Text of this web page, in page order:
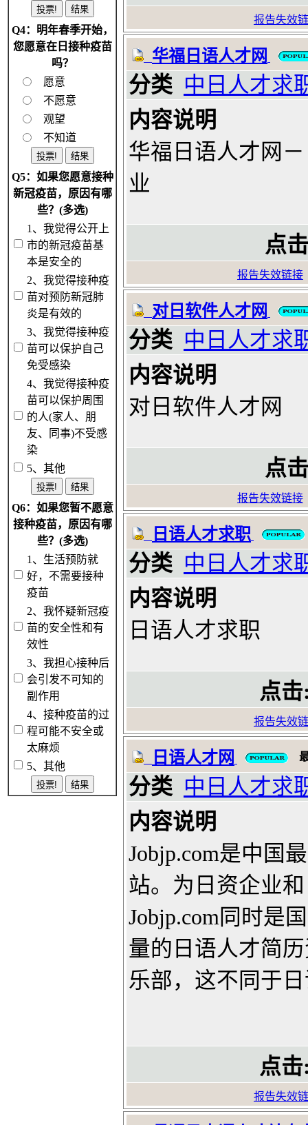
Q4：明年春季开始，
您愿意在日接种疫苗
吗？
愿意
不愿意
观望
不知道
Q5：如果您愿意接种
新冠疫苗，原因有哪
些？(多选)
1、我觉得公开上
市的新冠疫苗基
本是安全的
2、我觉得接种疫
苗对预防新冠肺
炎是有效的
3、我觉得接种疫
苗可以保护自己
免受感染
4、我觉得接种疫
苗可以保护周围
的人(家人、朋
友、同事)不受感
染
5、其他
Q6：如果您暂不愿意
接种疫苗，原因有哪
些？(多选)
1、生活预防就
好，不需要接种
疫苗
2、我怀疑新冠疫
苗的安全性和有
效性
3、我担心接种后
会引发不可知的
副作用
4、接种疫苗的过
程可能不安全或
太麻烦
5、其他
报告失效
华福日语人才网
分类 中日人才求
内容说明
华福日语人才网
业
点
报告失效链接
对日软件人才网
分类 中日人才求
内容说明
对日软件人才网
点
报告失效链接
日语人才求职
分类 中日人才求
内容说明
日语人才求职
点
报告失效
日语人才网
分类 中日人才求
内容说明
Jobjp.com是中国
站。为日资企业
Jobjp.com同时是
量的日语人才简
乐部，这不同于
点
报告失效